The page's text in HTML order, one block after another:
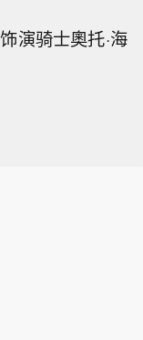
演骑士奧托·海